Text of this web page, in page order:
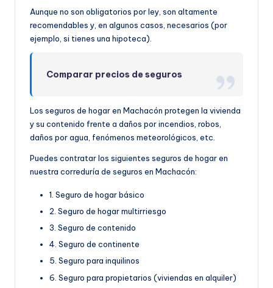
Aunque no son obligatorios por ley, son altamente
recomendables y, en algunos casos, necesarios (por
ejemplo, si tienes una hipoteca).
Comparar precios de seguros
Los seguros de hogar en Machacón protegen la vivienda
y su contenido frente a daños por incendios, robos,
daños por agua, fenómenos meteorológicos, etc.
Puedes contratar los siguientes seguros de hogar en
nuestra correduría de seguros en Machacón:
1. Seguro de hogar básico
2. Seguro de hogar multirriesgo
3. Seguro de contenido
4. Seguro de continente
5. Seguro para inquilinos
6. Seguro para propietarios (viviendas en alquiler)